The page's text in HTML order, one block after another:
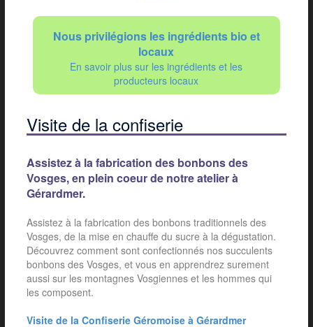
Nous privilégions les ingrédients bio et
locaux
En savoir plus sur les ingrédients et les
producteurs locaux
Visite de la confiserie
Assistez à la fabrication des bonbons des
Vosges, en plein coeur de notre atelier à
Gérardmer.
Assistez à la fabrication des bonbons traditionnels des
Vosges, de la mise en chauffe du sucre à la dégustation.
Découvrez comment sont confectionnés nos succulents
bonbons des Vosges, et vous en apprendrez surement
aussi sur les montagnes Vosgiennes et les hommes qui
les composent.
Visite de la Confiserie Géromoise à Gérardmer